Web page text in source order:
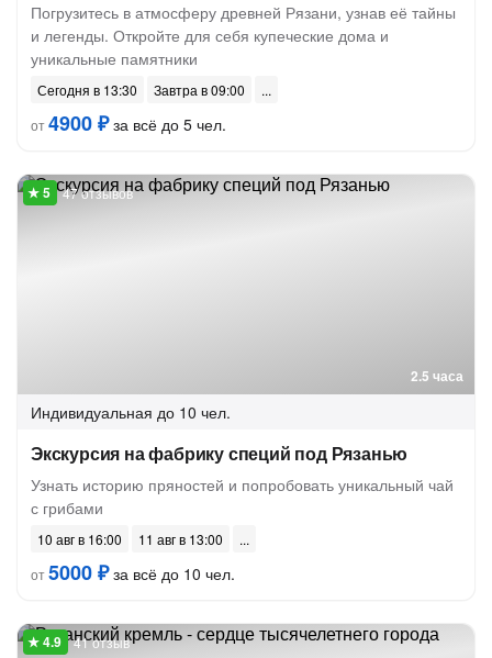
Погрузитесь в атмосферу древней Рязани, узнав её тайны
и легенды. Откройте для себя купеческие дома и
уникальные памятники
Сегодня в 13:30
Завтра в 09:00
от4900 ₽за всё до 5 чел.
2.5 часа
47 отзывов
Индивидуальная до 10 чел.
Экскурсия на фабрику специй под Рязанью
Узнать историю пряностей и попробовать уникальный чай
с грибами
10 авг в 16:00
11 авг в 13:00
от5000 ₽за всё до 10 чел.
41 отзыв